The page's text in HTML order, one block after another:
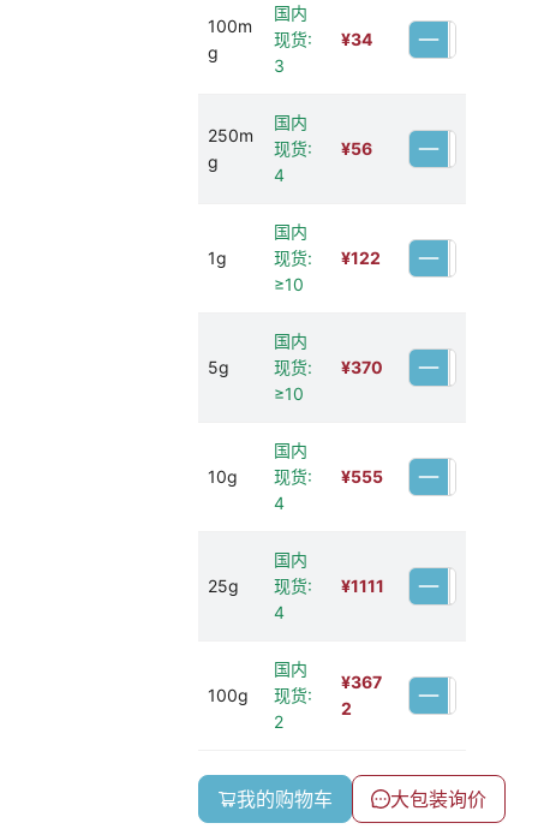
100m
g
国内
现货:
3
¥34
250m
g
国内
现货:
4
¥56
1g
国内
现货:
≥10
¥122
5g
国内
现货:
≥10
¥370
10g
国内
现货:
4
¥555
25g
国内
现货:
4
¥1111
100g
国内
现货:
2
¥367
2
我的购物车 大包装询价